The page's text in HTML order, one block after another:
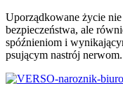
Uporządkowane życie
bezpieczeństwa, ale
spóźnieniom i
psującym nastrój nerwom.